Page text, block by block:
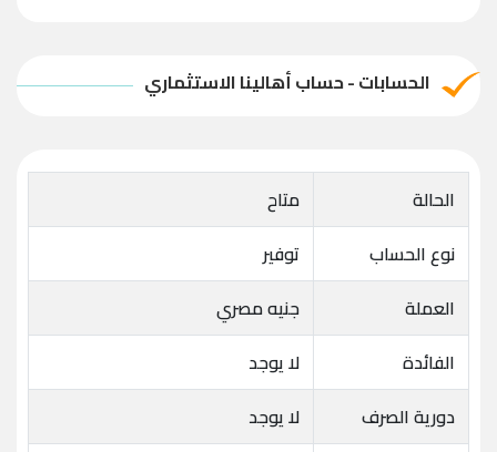
الحسابات - حساب أهالينا الاستثماري
الحالة
متاح
نوع الحساب
توفير
العملة
جنيه مصري
الفائدة
لا يوجد
دورية الصرف
لا يوجد